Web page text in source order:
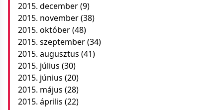
2015. december(9)
2015. november(38)
2015. október(48)
2015. szeptember(34)
2015. augusztus (41)
2015. július (30)
2015. június (20)
2015. május (28)
2015. április (22)